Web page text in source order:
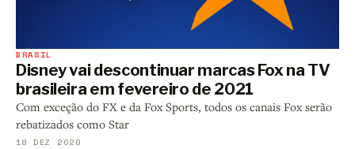
BRASIL
Disney vai descontinuar marcas Fox na TV
brasileira em fevereiro de 2021
Com exceção do FX e da Fox Sports, todos os canais Fox serão
rebatizados como Star
18 DEZ 2020